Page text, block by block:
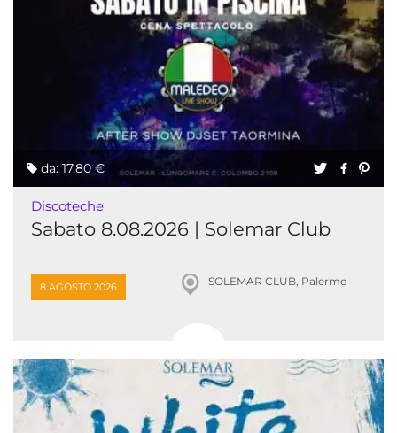
da: 17,80 €
Discoteche
Sabato 8.08.2026 | Solemar Club
8 AGOSTO 2026 SOLEMAR CLUB, Palermo